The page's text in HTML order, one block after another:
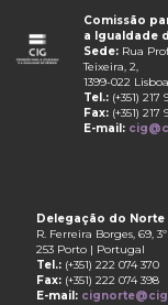
Comissão
a Igualdade
Sede: Rua
Teixeira, 2,
1399-022
Tel.: (+351) 217
Fax: (+351) 217
E-mail:
Delegação do Norte
R. Ferreira Borges, 69,
253 Porto | Portugal
Tel.: (+351) 222 074 370
Fax: (+351) 222 074 398
E-mail: